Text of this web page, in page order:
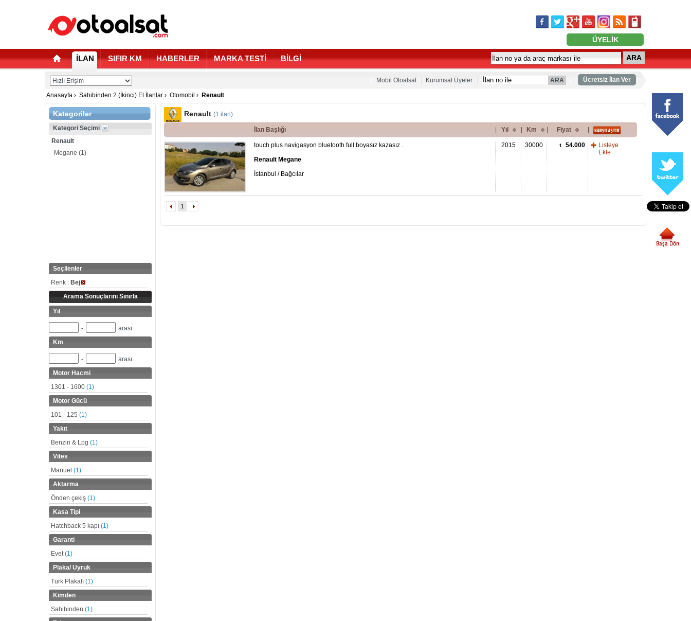
ÜYELİK
İLAN SIFIR KM HABERLER MARKA TESTİ BİLGİ ARA
Ücretsiz İlan Ver
Mobil Otoalsat Kurumsal Üyeler ARA
Anasayfa › Sahibinden 2.(İkinci) El İlanlar › Otomobil › Renault
Kategoriler
Kategori Seçimi
Renault
Megane (1)
Seçilenler
Renk : Bej
Arama Sonuçlarını Sınırla
Yıl
-
arası
Km
-
arası
Motor Hacmi
1301 - 1600 (1)
Motor Gücü
101 - 125 (1)
Yakıt
Benzin & Lpg (1)
Vites
Manuel (1)
Aktarma
Önden çekiş (1)
Kasa Tipi
Hatchback 5 kapı (1)
Garanti
Evet(1)
Plaka/ Uyruk
Türk Plakalı (1)
Kimden
Sahibinden (1)
Renault (1 ilan)
İlan Başlığı Yıl Km Fiyat
touch plus navigasyon bluetooth full boyasız kazasız .
Renault Megane
İstanbul / Bağcılar
2015 30000 54.000
Listeye
Ekle
1